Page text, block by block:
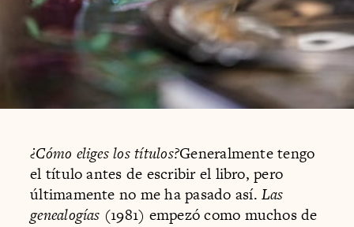
¿Cómo eliges los títulos?Generalmente tengo
el título antes de escribir el libro, pero
últimamente no me ha pasado así.Las
genealogías (1981) empezó como muchos de